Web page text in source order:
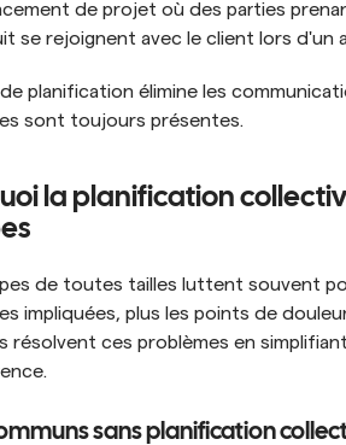
de projet où des parties
se rejoignent avec le client lors d'un
planification élimine les
sont toujours présentes.
la planification
de toutes tailles luttent souvent
impliquées, plus les points de
résolvent ces problèmes en
sans planification